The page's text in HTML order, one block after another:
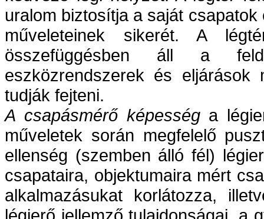
uralom biztosítja a saját
műveleteinek sikerét. A
összefüggésben áll a
eszközrendszerek és
tudják fejteni.
A csapásmérő képességa
műveletek során megfelelő
ellenség (szemben álló fél)
csapataira, objektumaira mért
alkalmazásukat korlátozza,